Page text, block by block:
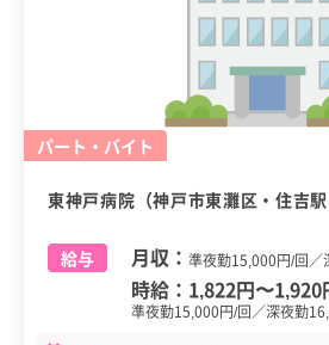
パート・バイト
東神戸病院（神戸市東灘区・住吉駅
給与 月収： 準夜勤15,000円/回／
時給： 1,822円〜1,920
準夜勤15,000円/回／深夜勤